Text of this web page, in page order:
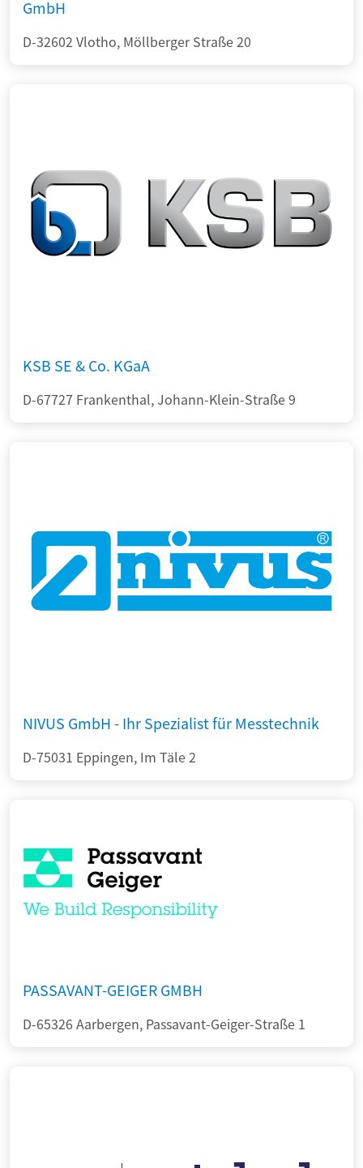
GmbH
D-32602 Vlotho, Möllberger Straße 20
KSB SE & Co. KGaA
D-67727 Frankenthal, Johann-Klein-Straße 9
NIVUS GmbH - Ihr Spezialist für Messtechnik
D-75031 Eppingen, Im Täle 2
PASSAVANT-GEIGER GMBH
D-65326 Aarbergen, Passavant-Geiger-Straße 1